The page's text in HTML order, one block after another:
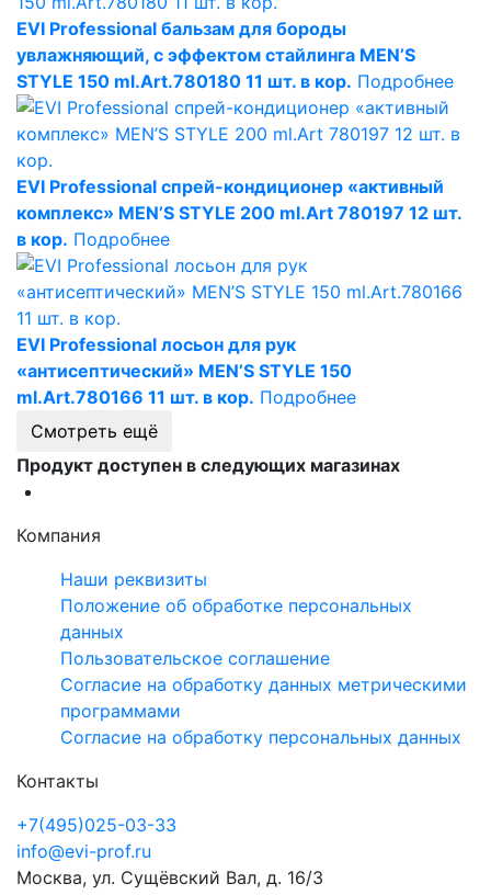
EVI Professional бальзам для бороды
увлажняющий, с эффектом стайлинга MEN’S
STYLE 150 ml.Art.780180 11 шт. в кор. Подробнее
EVI Professional спрей-кондиционер «активный
комплекс» MEN’S STYLE 200 ml.Art 780197 12 шт.
в кор. Подробнее
EVI Professional лосьон для рук
«антисептический» MEN’S STYLE 150
ml.Art.780166 11 шт. в кор. Подробнее
Смотреть ещё
Продукт доступен в следующих магазинах
Компания
Наши реквизиты
Положение об обработке персональных
данных
Пользовательское соглашение
Согласие на обработку данных метрическими
программами
Согласие на обработку персональных данных
Контакты
+7(495)025-03-33
info@evi-prof.ru
Москва, ул. Сущёвский Вал, д. 16/3